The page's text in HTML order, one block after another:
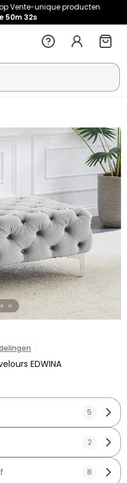
Vente-unique producten
50m 32s
EDWINA
5
2
8